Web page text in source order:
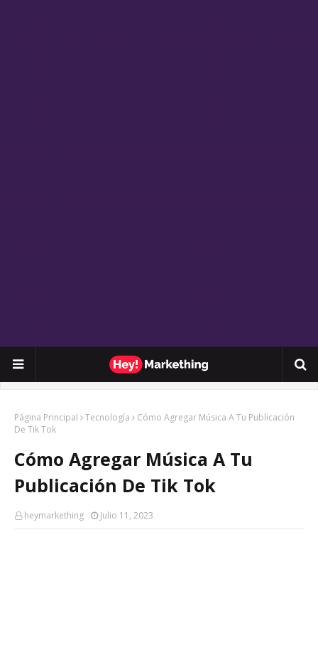
Página Principal Tecnología
Cómo Agregar Música A Tu Publicación
De Tik Tok
Cómo Agregar Música A Tu
Publicación De Tik Tok
heymarkething Julio 11, 2023